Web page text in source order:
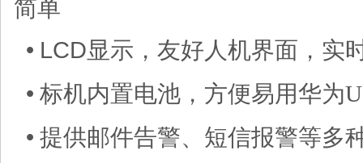
简单
• LCD显示，友好人机界面，实
• 标机内置电池，方便易用华为
• 提供邮件告警、短信报警等多